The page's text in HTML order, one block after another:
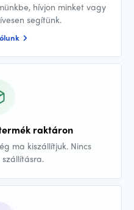
hívjon minket vagy
segítünk.
raktáron
ma kiszállítjuk. Nincs